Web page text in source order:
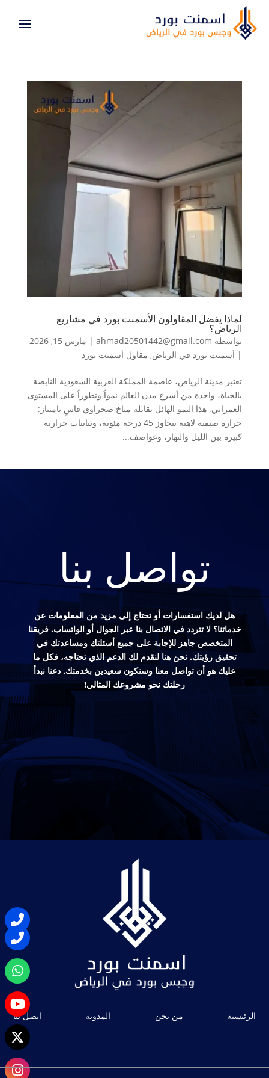
لماذا يفضل المقاولون الأسمنت بورد في مشاريع
الرياض؟
بواسطة ahmad20501442@gmail.com
| مارس 15, 2026
| أسمنت بورد في الرياض, مقاول أسمنت بورد
تعتبر مدينة الرياض، عاصمة المملكة العربية السعودية النابضة
بالحياة، واحدة من أسرع مدن العالم نمواً وتطوراً على المستوى
العمراني. هذا النمو الهائل يقابله مناخ صحراوي قاسٍ بامتياز:
حرارة صيفية لاهبة تتجاوز 45 درجة مئوية، وتباينات حرارية
كبيرة بين الليل والنهار، وعواصف...
تواصل بنا
هل لديك استفسارات أو تحتاج إلى مزيد من المعلومات عن
خدماتنا؟ لا تتردد في الاتصال بنا عبر الجوال أو الواتساب. فريقنا
المتخصص جاهز للإجابة على جميع أسئلتك ومساعدتك في
تحقيق رؤيتك. نحن هنا لنقدم لك الدعم الذي تحتاجه، فكل ما
عليك هو أن تواصل معنا وسنكون سعيدين بخدمتك. دعنا نبدأ
رحلتك نحو مشروعك المثالي!
الرئيسية من نحن المدونة اتصل بنا